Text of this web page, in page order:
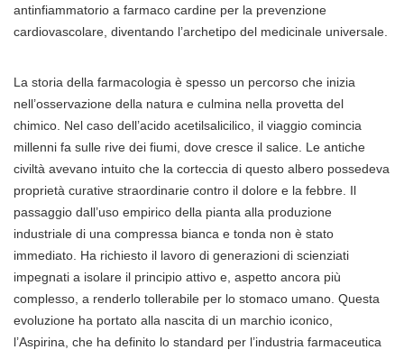
antinfiammatorio a farmaco cardine per la prevenzione
cardiovascolare, diventando l’archetipo del medicinale universale.
La storia della farmacologia è spesso un percorso che inizia
nell’osservazione della natura e culmina nella provetta del
chimico. Nel caso dell’acido acetilsalicilico, il viaggio comincia
millenni fa sulle rive dei fiumi, dove cresce il salice. Le antiche
civiltà avevano intuito che la corteccia di questo albero possedeva
proprietà curative straordinarie contro il dolore e la febbre. Il
passaggio dall’uso empirico della pianta alla produzione
industriale di una compressa bianca e tonda non è stato
immediato. Ha richiesto il lavoro di generazioni di scienziati
impegnati a isolare il principio attivo e, aspetto ancora più
complesso, a renderlo tollerabile per lo stomaco umano. Questa
evoluzione ha portato alla nascita di un marchio iconico,
l’Aspirina, che ha definito lo standard per l’industria farmaceutica